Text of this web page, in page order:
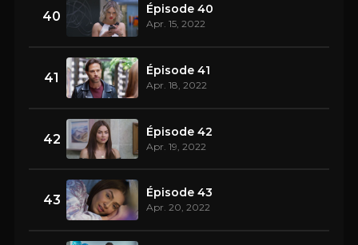
40 Épisode 40
Apr. 15, 2022
41 Épisode 41
Apr. 18, 2022
42 Épisode 42
Apr. 19, 2022
43 Épisode 43
Apr. 20, 2022